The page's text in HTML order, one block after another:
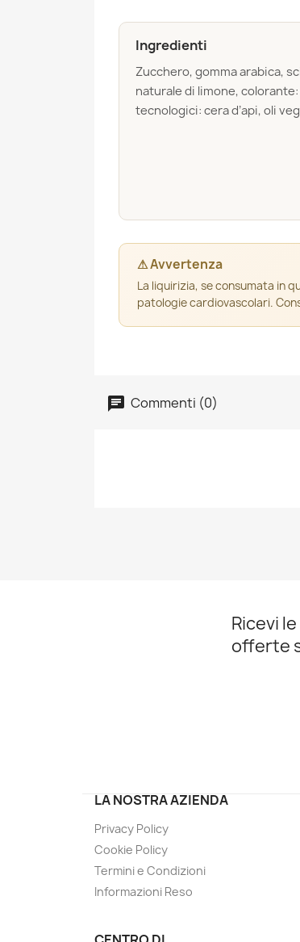
Ingredienti
Zucchero, gomma arabica,
naturale di limone,
tecnologici: cera d’api, oli
⚠ Avvertenza
La liquirizia, se consumata in
patologie cardiovascolari.
Commenti (0)
Ricevi
offerte
LA NOSTRA AZIENDA
Privacy Policy
Cookie Policy
Termini e Condizioni
Informazioni Reso